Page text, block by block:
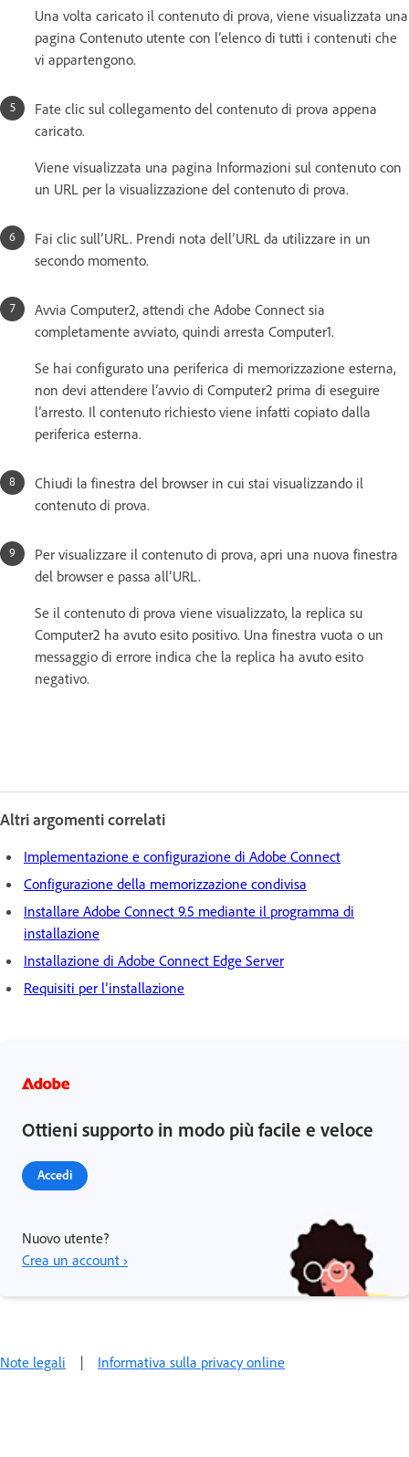
Una volta caricato il contenuto di prova, viene visualizzata una
pagina Contenuto utente con l’elenco di tutti i contenuti che
vi appartengono.
Fate clic sul collegamento del contenuto di prova appena
caricato.
Viene visualizzata una pagina Informazioni sul contenuto con
un URL per la visualizzazione del contenuto di prova.
Fai clic sull’URL. Prendi nota dell’URL da utilizzare in un
secondo momento.
Avvia Computer2, attendi che Adobe Connect sia
completamente avviato, quindi arresta Computer1.
Se hai configurato una periferica di memorizzazione esterna,
non devi attendere l’avvio di Computer2 prima di eseguire
l’arresto. Il contenuto richiesto viene infatti copiato dalla
periferica esterna.
Chiudi la finestra del browser in cui stai visualizzando il
contenuto di prova.
Per visualizzare il contenuto di prova, apri una nuova finestra
del browser e passa all’URL.
Se il contenuto di prova viene visualizzato, la replica su
Computer2 ha avuto esito positivo. Una finestra vuota o un
messaggio di errore indica che la replica ha avuto esito
negativo.
Altri argomenti correlati
Implementazione e configurazione di Adobe Connect
Configurazione della memorizzazione condivisa
Installare Adobe Connect 9.5 mediante il programma di
installazione
Installazione di Adobe Connect Edge Server
Requisiti per l’installazione
Ottieni supporto in modo più facile e veloce
Accedi
Nuovo utente?
Crea un account ›
Note legali | Informativa sulla privacy online